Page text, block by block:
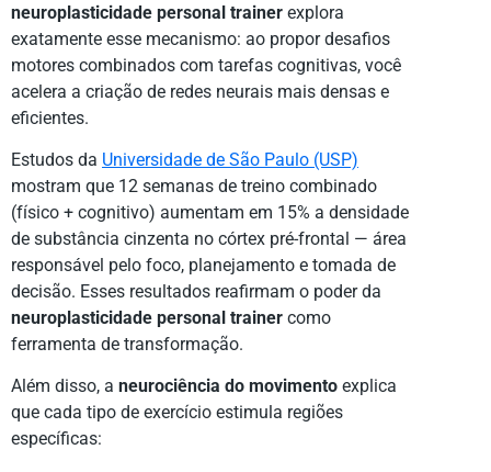
neuroplasticidade personal trainer explora
exatamente esse mecanismo: ao propor desafios
motores combinados com tarefas cognitivas, você
acelera a criação de redes neurais mais densas e
eficientes.
Estudos da Universidade de São Paulo (USP)
mostram que 12 semanas de treino combinado
(físico + cognitivo) aumentam em 15% a densidade
de substância cinzenta no córtex pré-frontal — área
responsável pelo foco, planejamento e tomada de
decisão. Esses resultados reafirmam o poder da
neuroplasticidade personal trainer como
ferramenta de transformação.
Além disso, a neurociência do movimento explica
que cada tipo de exercício estimula regiões
específicas: